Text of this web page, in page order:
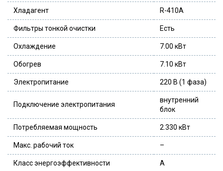
Хладагент R-410A
Фильтры тонкой очистки Есть
Охлаждение 7.00 кВт
Обогрев 7.10 кВт
Электропитание 220 В (1 фаза)
Подключение электропитания
внутренний
блок
Потребляемая мощность 2.330 кВт
Макс. рабочий ток –
Класс энергоэффективности A